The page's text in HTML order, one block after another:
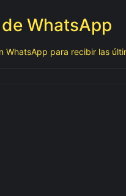
WhatsApp
WhatsApp para recibir las